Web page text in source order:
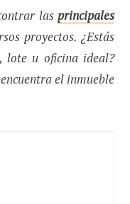
las principales
proyectos. ¿Estás
lote u oficina ideal?
el inmueble